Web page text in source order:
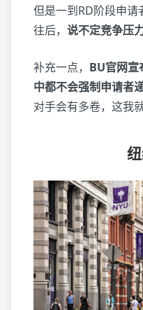
但是一到RD阶段申
往后， 说不定竞争压
补充一点， BU官网
中都不会强制申请者
对手会有多卷，这我